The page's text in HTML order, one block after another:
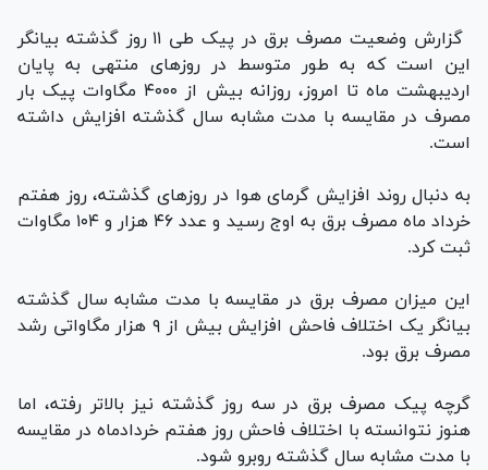
گزارش وضعیت مصرف برق در پیک طی ۱۱ روز گذشته بیانگر
این است که به طور متوسط در روزهای منتهی به پایان
اردیبهشت ماه تا امروز، روزانه بیش از ۴۰۰۰ مگاوات پیک بار
مصرف در مقایسه با مدت مشابه سال گذشته افزایش داشته
است.
به دنبال روند افزایش گرمای هوا در روزهای گذشته، روز هفتم
خرداد ماه مصرف برق به اوج رسید و عدد ۴۶ هزار و ۱۰۴ مگاوات
ثبت کرد.
این میزان مصرف برق در مقایسه با مدت مشابه سال گذشته
بیانگر یک اختلاف فاحش افزایش بیش از ۹ هزار مگاواتی رشد
مصرف برق بود.
گرچه پیک مصرف برق در سه روز گذشته نیز بالاتر رفته، اما
هنوز نتوانسته با اختلاف فاحش روز هفتم خردادماه در مقایسه
با مدت مشابه سال گذشته روبرو شود.